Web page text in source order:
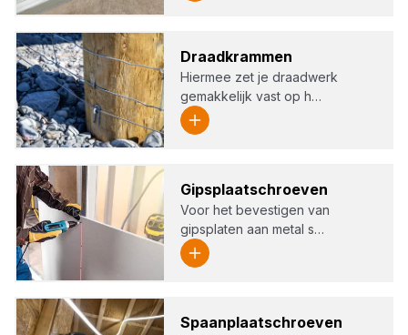
Draad­kram­men
Hiermee zet je draadwerk
gemakkelijk vast op h…
Gips­plaat­schroe­ven
Voor het bevestigen van
gipsplaten aan metal s…
Spaan­plaat­schroe­ven